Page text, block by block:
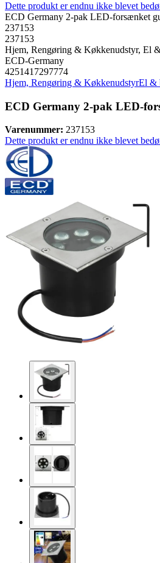
Dette produkt er endnu ikke blevet
ECD Germany 2-pak LED-forsænket
237153
237153
Hjem, Rengøring & Køkkenudstyr, El
ECD-Germany
4251417297774
Hjem, Rengøring & KøkkenudstyrEl &
ECD Germany 2-pak LED-
Varenummer: 237153
Dette produkt er endnu ikke blevet